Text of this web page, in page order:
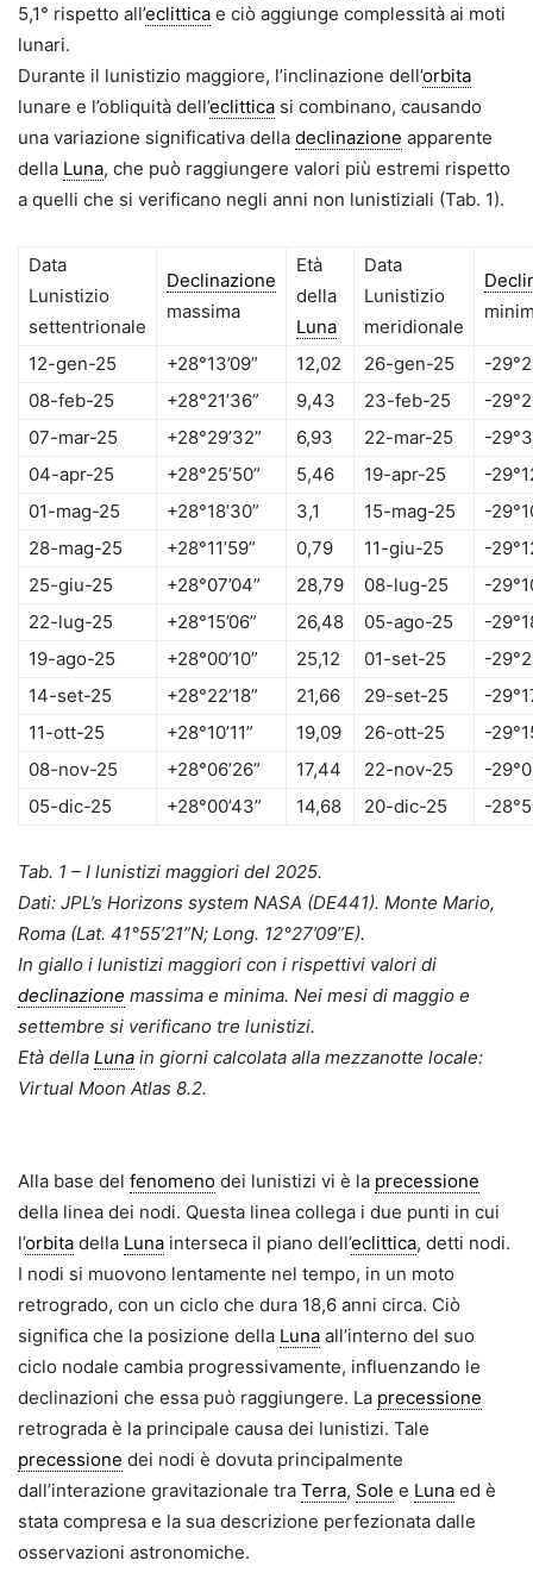
5,1° rispetto all’eclittica e ciò aggiunge complessità ai moti
lunari.
Durante il lunistizio maggiore, l’inclinazione dell’orbita
lunare e l’obliquità dell’eclittica si combinano, causando
una variazione significativa della declinazione apparente
della Luna, che può raggiungere valori più estremi rispetto
a quelli che si verificano negli anni non lunistiziali (Tab. 1).
Data
Lunistizio
settentrionale
Declinazione
massima
Età
della
Luna
Data
Lunistizio
meridionale
12-gen-25 +28°13’09” 12,02 26-gen-25
-
08-feb-25
+28°21’36” 9,43 23-feb-25
-
07-mar-25
+28°29’32” 6,93 22-mar-25
-
04-apr-25
+28°25’50” 5,46 19-apr-25
-
01-mag-25
+28°18’30” 3,1 15-mag-25
-
28-mag-25
+28°11’59” 0,79 11-giu-25
-
25-giu-25
+28°07’04” 28,79 08-lug-25
-
22-lug-25
+28°15’06” 26,48 05-ago-25
-
19-ago-25
+28°00’10” 25,12 01-set-25
-
14-set-25
+28°22’18” 21,66 29-set-25
-
11-ott-25
+28°10’11” 19,09 26-ott-25
-
08-nov-25
+28°06’26” 17,44 22-nov-25
-
05-dic-25
+28°00’43” 14,68 20-dic-25 -
Tab. 1 – I lunistizi maggiori del 2025.
Dati: JPL’s Horizons system NASA (DE441). Monte Mario,
Roma (Lat. 41°55’21”N; Long. 12°27’09”E).
In giallo i lunistizi maggiori con i rispettivi valori di
declinazione massima e minima. Nei mesi di maggio e
settembre si verificano tre lunistizi.
Età della Luna in giorni calcolata alla mezzanotte locale:
Virtual Moon Atlas 8.2.
Alla base del fenomeno dei lunistizi vi è la precessione
della linea dei nodi. Questa linea collega i due punti in cui
l’orbita della Luna interseca il piano dell’eclittica, detti nodi.
I nodi si muovono lentamente nel tempo, in un moto
retrogrado, con un ciclo che dura 18,6 anni circa. Ciò
significa che la posizione della Luna all’interno del suo
ciclo nodale cambia progressivamente, influenzando le
declinazioni che essa può raggiungere. La precessione
retrograda è la principale causa dei lunistizi. Tale
precessione dei nodi è dovuta principalmente
dall’interazione gravitazionale tra Terra, Sole e Luna ed è
stata compresa e la sua descrizione perfezionata dalle
osservazioni astronomiche.